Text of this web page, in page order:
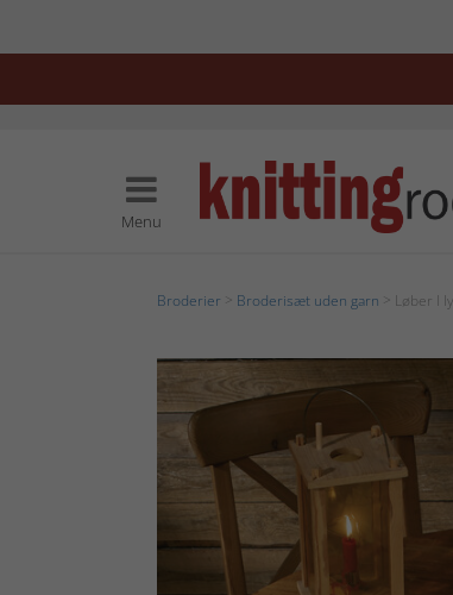
Menu
Broderier Broderisæt uden garn > Løber I